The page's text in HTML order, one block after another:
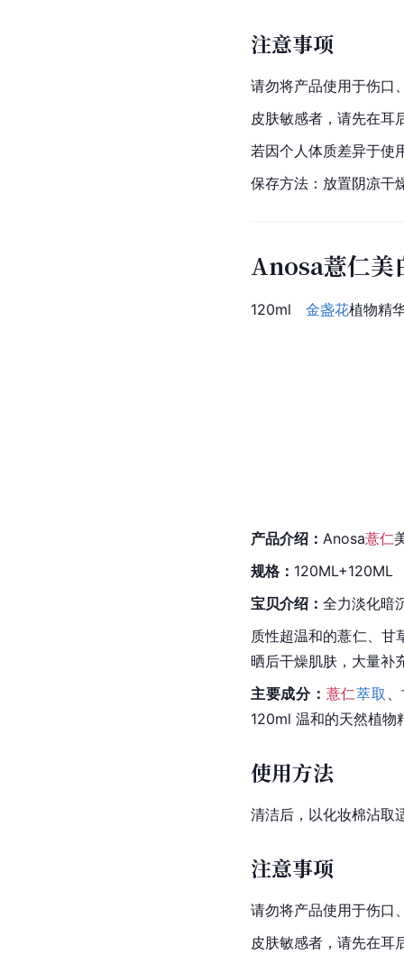
注意事项
请勿将产品使用于伤口
皮肤敏感者，请先在耳
若因个人体质差异于使
保存方法：放置阴凉干
Anosa薏仁美
120ml 金盏花植物精
产品介绍： Anosa薏仁
规格： 120ML+120ML
宝贝介绍： 全力淡化暗
质性超温和的薏仁 、甘
晒后干燥肌肤，大量补
主要成分： 薏仁萃取
120ml 温和的天然植物
使用方法
清洁后，以化妆棉沾取
注意事项
请勿将产品使用于伤口
皮肤敏感者，请先在耳